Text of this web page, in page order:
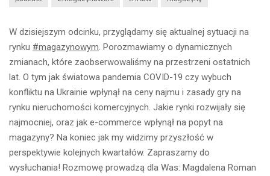
W dzisiejszym odcinku, przyglądamy się aktualnej sytuacji na
rynku #magazynowym . Porozmawiamy o dynamicznych
zmianach, które zaobserwowaliśmy na przestrzeni ostatnich
lat. O tym jak światowa pandemia COVID-19 czy wybuch
konfliktu na Ukrainie wpłynął na ceny najmu i zasady gry na
rynku nieruchomości komercyjnych. Jakie rynki rozwijały się
najmocniej, oraz jak e-commerce wpłynął na popyt na
magazyny? Na koniec jak my widzimy przyszłość w
perspektywie kolejnych kwartałów. Zapraszamy do
wysłuchania! Rozmowę prowadzą dla Was: Magdalena Roman